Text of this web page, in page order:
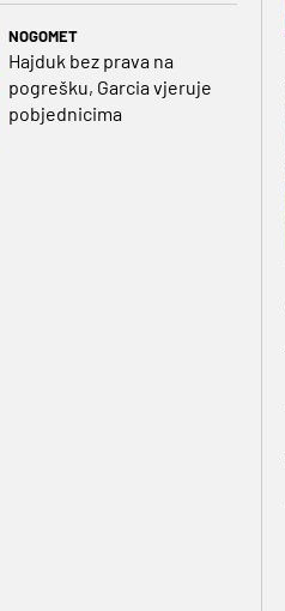
NOGOMET
Hajduk bez prava na
pogrešku, Garcia vjeruje
pobjednicima